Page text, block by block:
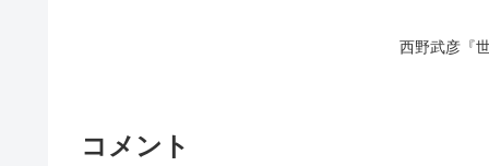
西野武彦『
コメント